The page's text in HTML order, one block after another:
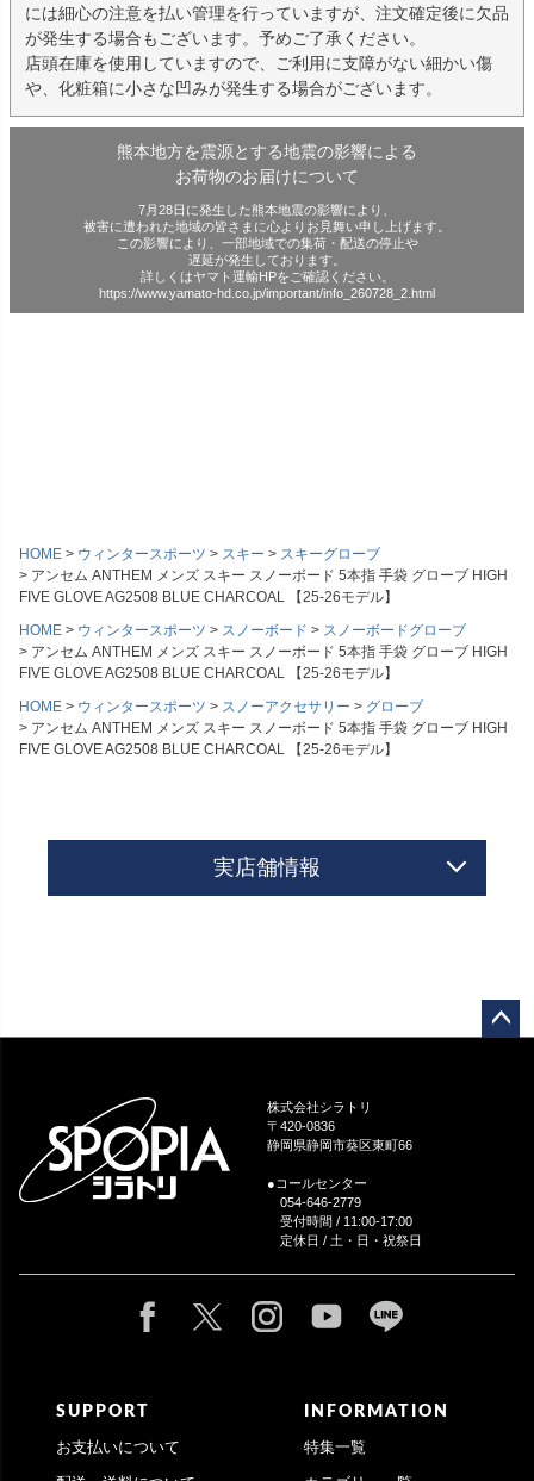
には細心の注意を払い管理を行っていますが、注文確定後に欠品
が発生する場合もございます。予めご了承ください。
店頭在庫を使用していますので、ご利用に支障がない細かい傷
や、化粧箱に小さな凹みが発生する場合がございます。
熊本地方を震源とする地震の影響による
お荷物のお届けについて
7月28日に発生した熊本地震の影響により、
被害に遭われた地域の皆さまに心よりお見舞い申し上げます。
この影響により、一部地域での集荷・配送の停止や
遅延が発生しております。
詳しくはヤマト運輸HPをご確認ください。
https://www.yamato-hd.co.jp/important/info_260728_2.html
HOME ウィンタースポーツ スキー
スキーグローブ
アンセム ANTHEM メンズ スキー スノーボード 5本指 手袋 グローブ HIGH
FIVE GLOVE AG2508 BLUE CHARCOAL 【25-26モデル】
HOME
ウィンタースポーツ スノーボード
スノーボードグローブ
アンセム ANTHEM メンズ スキー スノーボード 5本指 手袋 グローブ HIGH
FIVE GLOVE AG2508 BLUE CHARCOAL 【25-26モデル】
HOME
ウィンタースポーツ スノーアクセサリー
グローブ
アンセム ANTHEM メンズ スキー スノーボード 5本指 手袋 グローブ HIGH
FIVE GLOVE AG2508 BLUE CHARCOAL 【25-26モデル】
実店舗情報
株式会社シラトリ
〒420-0836
静岡県静岡市葵区東町66
●コールセンター
054-646-2779
受付時間 / 11:00-17:00
定休日 / 土・日・祝祭日
SUPPORT
お支払いについて
INFORMATION
特集一覧